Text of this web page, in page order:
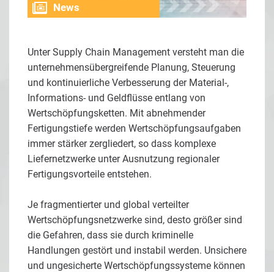
News
Unter Supply Chain Management versteht man die
unternehmensübergreifende Planung, Steuerung
und kontinuierliche Verbesserung der Material-,
Informations- und Geldflüsse entlang von
Wertschöpfungsketten. Mit abnehmender
Fertigungstiefe werden Wertschöpfungsaufgaben
immer stärker zergliedert, so dass komplexe
Liefernetzwerke unter Ausnutzung regionaler
Fertigungsvorteile entstehen.
Je fragmentierter und global verteilter
Wertschöpfungsnetzwerke sind, desto größer sind
die Gefahren, dass sie durch kriminelle
Handlungen gestört und instabil werden. Unsichere
und ungesicherte Wertschöpfungssysteme können